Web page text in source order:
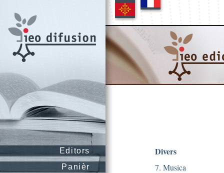
Editors
Panièr
Divers
7. Musica